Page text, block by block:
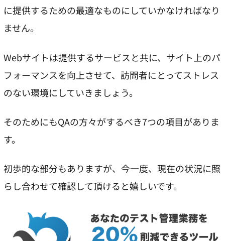
に提供するための最適なものにしていかなければなり
ません。
Webサイトは提供するサービスと共に、サイト上のパ
フォーマンスを向上させて、訪問者にとってストレス
のない環境にしていきましょう。
そのためにもQAの方々がするべき7つの項目がありま
す。
初歩的な部分もありますが、今一度、現在の状況に照
らし合わせて確認して頂けると嬉しいです。